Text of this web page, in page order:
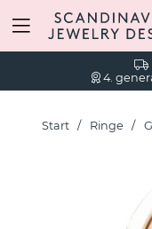
4.
Start Ringe